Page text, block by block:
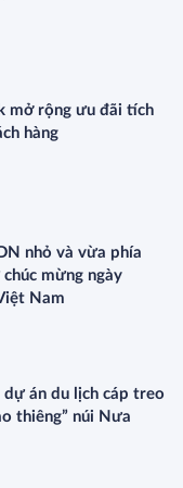
mở rộng ưu đãi tích
hàng
nhỏ và vừa phía
mừng ngày
Nam
dự án du lịch cáp treo
thiêng” núi Nưa